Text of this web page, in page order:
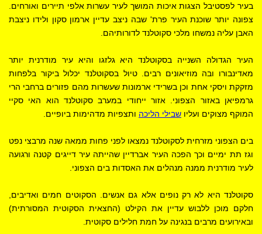
בעיר לפסטיבל הצגות איכות המושך לעיר עשרות אלפי תיירים ואורחים.
צפונה יותר שוכנת העיר פרת' שבה ניצב עדיין ארמון סקון ולידו ניצבת
האבן עליה נמשחו מלכי סקוטלנד לדורותיהם.
העיר הגדולה השנייה בסקוטלנד היא גלזגו והיא עיר מודרנית יותר
מאדינבורו ובה מוזיאונים רבים. טיול בסקוטלנד יכלול ביקור בלפחות
מזקקת ויסקי אחת וכן בשרידי ארמונות שעשרות מהם פזורים ברחבי הרי
גרמפיאן באזור הצפוני. אזור ייחודי במערב סקוטלנד הוא האי סקיי
המוקף מצוקים ועליו שבילי הליכה ותצפיות מדהימות ביופיים.
בים הצפוני מזרחית לסקוטלנד נמצאו לפני פחות ממאה שנה מרבצי נפט
וגז תת ימיים וכך הפכה העיר אברדיין שהייתה עיר דייגים קטנה ורגועה
לעיר מודרנית ממנה מנהלים את האסדות בים הצפוני.
סקוטלנד היא לא רק נופים אלא גם אנשים. הסקוטים חמים ואדיבים,
חלקם מוכן ללבוש עדיין את הקילט (החצאית הסקוטית המסורתית)
ובאירועים מרבים בנגינה על חמת חלילים סקוטית.